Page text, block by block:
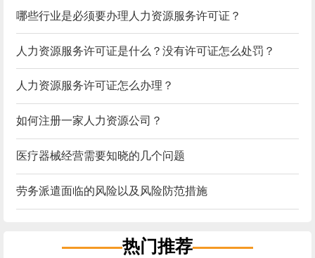
哪些行业是必须要办理人力资源服务许可证？
人力资源服务许可证是什么？没有许可证怎么处罚？
人力资源服务许可证怎么办理？
如何注册一家人力资源公司？
医疗器械经营需要知晓的几个问题
劳务派遣面临的风险以及风险防范措施
热门推荐